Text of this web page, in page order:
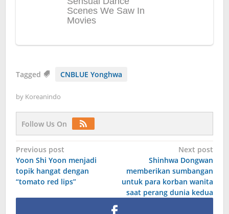
Tagged CNBLUE Yonghwa
by Koreanindo
Follow Us On
Post
navigation
Previous post
Yoon Shi Yoon menjadi
topik hangat dengan
“tomato red lips”
Next post
Shinhwa Dongwan
memberikan sumbangan
untuk para korban wanita
saat perang dunia kedua